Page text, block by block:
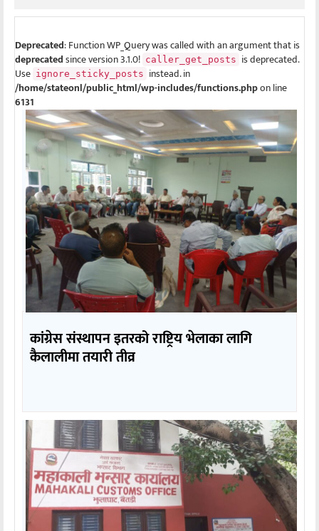
Deprecated: Function WP_Query was called with an argument that is
deprecatedsince version 3.1.0! caller_get_posts is deprecated.
Use ignore_sticky_posts instead. in
/home/stateonl/public_html/wp-includes/functions.phpon line
6131
कांग्रेस संस्थापन इतरको राष्ट्रिय भेलाका लागि
कैलालीमा तयारी तीव्र